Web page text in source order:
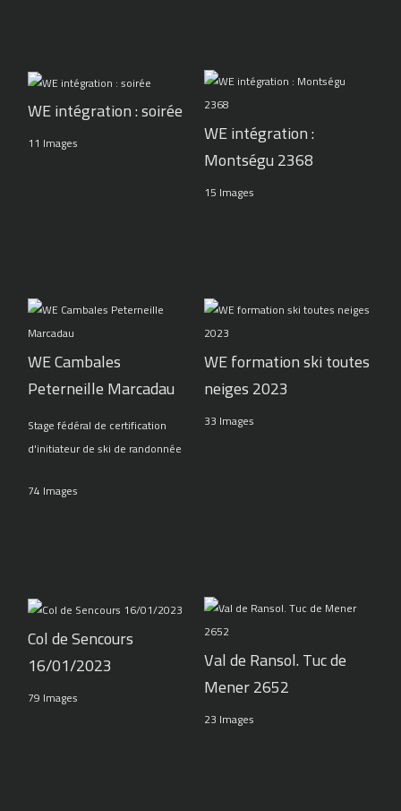
WE intégration : soirée
11 Images
WE intégration :
Montségu 2368
15 Images
WE Cambales
Peterneille Marcadau
Stage fédéral de certification
d'initiateur de ski de randonnée
74 Images
WE formation ski toutes
neiges 2023
33 Images
Col de Sencours
16/01/2023
79 Images
Val de Ransol. Tuc de
Mener 2652
23 Images